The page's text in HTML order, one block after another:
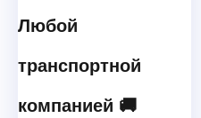
Любой
транспортной
компанией 🚚